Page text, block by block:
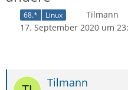
68.* Linux
Tilmann
17. September 2020 um
Tilmann